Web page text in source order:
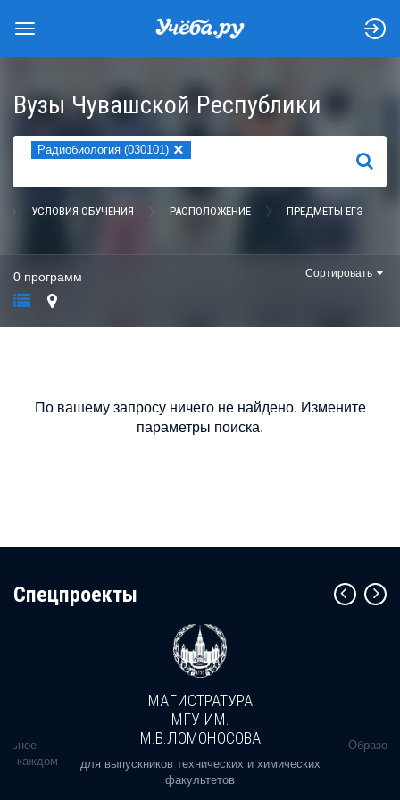
Вузы Чувашской Республики
Радиобиология (030101) ×
НАЙТИ
УСЛОВИЯ ОБУЧЕНИЯ РАСПОЛОЖЕНИЕ ПРЕДМЕТЫ ЕГЭ
0 программ Сортировать
По вашему запросу ничего не найдено. Измените
параметры поиска.
Cпецпроекты
в каждом
МАГИСТРАТУРА
МГУ ИМ.
М.В.ЛОМОНОСОВА
для выпускников технических и химических
факультетов